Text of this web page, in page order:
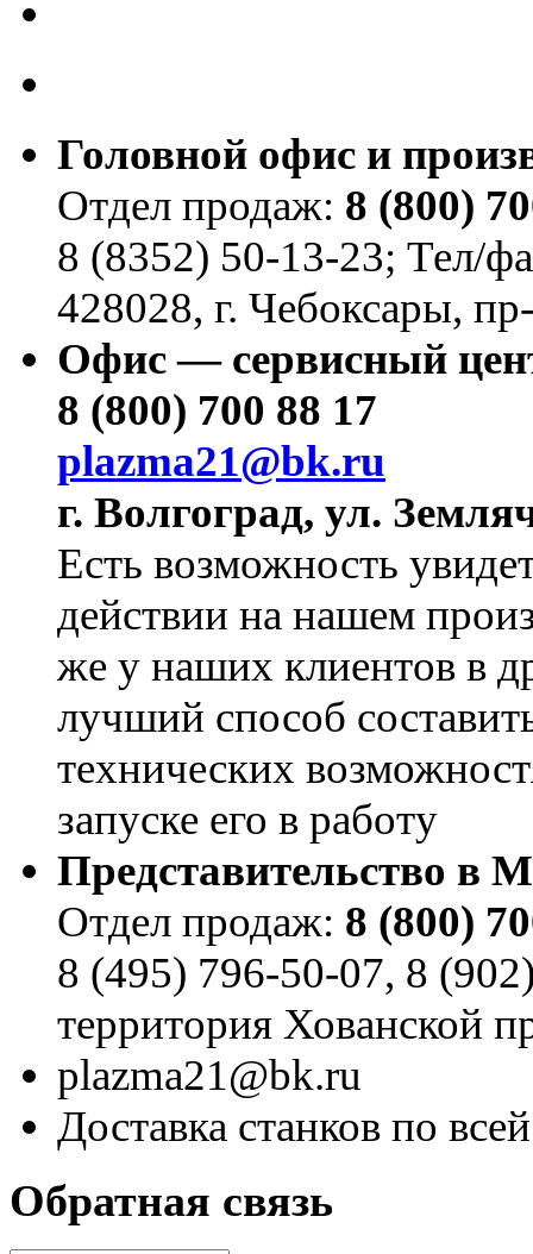
Головной офис и
Отдел продаж: 8 (800)
8 (8352) 50-13-23; Тел/
428028, г. Чебоксары,
Офис — сервисный
8 (800) 700 88 17
plazma21@bk.ru
г. Волгоград, ул.
Есть возможность
действии на нашем
же у наших клиентов в
лучший способ
технических
запуске его в работу
Представительство в
Отдел продаж: 8 (800)
8 (495) 796-50-07, 8 (902
территория Хованской
plazma21@bk.ru
Доставка станков по
Обратная связь